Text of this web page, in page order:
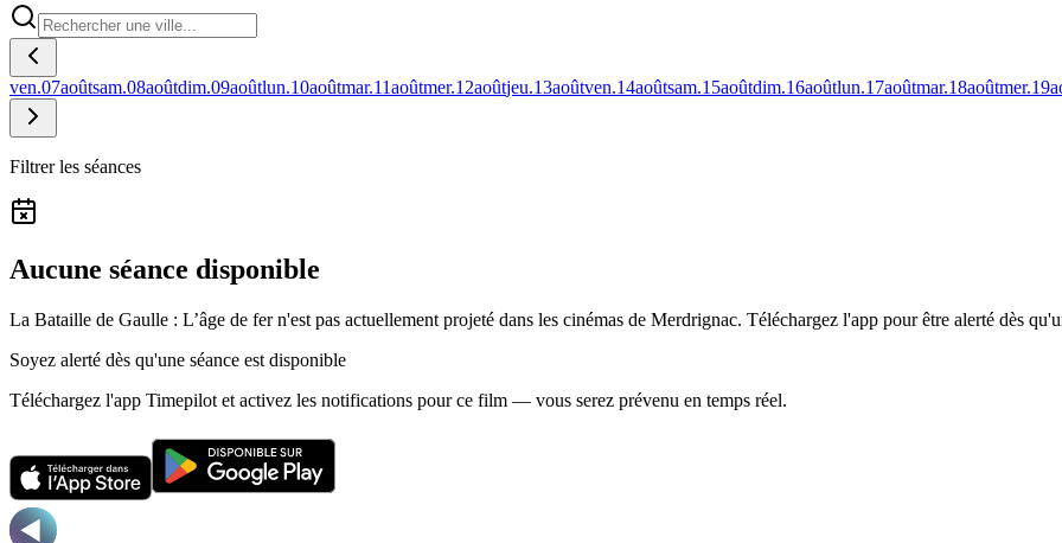
ven.07aoûtsam.08aoûtdim.09aoûtlun.10aoûtmar.11aoûtmer.12aoûtjeu.13aoûtven.14aoûtsam.15aoûtdim.16aoûtlun.17aoûtmar.18aoûtmer.19
Filtrer les séances
Aucune séance disponible
La Bataille de Gaulle : L’âge de fer n'est pas actuellement projeté dans les cinémas de Merdrignac. Téléchargez l'app pour être alerté dès
Soyez alerté dès qu'une séance est disponible
Téléchargez l'app Timepilot et activez les notifications pour ce film — vous serez prévenu en temps réel.